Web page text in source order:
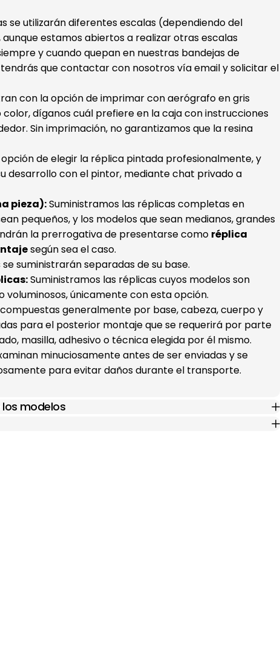
se utilizarán diferentes escalas (dependiendo del
estamos abiertos a realizar otras escalas
y cuando quepan en nuestras bandejas de
que contactar con nosotros vía email y solicitar el
con la opción de imprimar con aerógrafo en gris
color, díganos cuál prefiere en la caja con instrucciones
Sin imprimación, no garantizamos que la resina
de elegir la réplica pintada profesionalmente, y
desarrollo con el pintor, mediante chat privado a
pieza):Suministramos las réplicas completas en
pequeños, y los modelos que sean medianos, grandes
la prerrogativa de presentarse como réplica
según sea el caso.
suministrarán separadas de su base.
Suministramos las réplicas cuyos modelos son
voluminosos, únicamente con esta opción.
generalmente por base, cabeza, cuerpo y
para el posterior montaje que se requerirá por parte
masilla, adhesivo o técnica elegida por él mismo.
minuciosamente antes de ser enviadas y se
para evitar daños durante el transporte.
modelos